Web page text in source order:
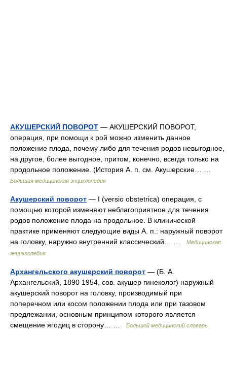
АКУШЕРСКИЙ ПОВОРОТ — АКУШЕРСКИЙ ПОВОРОТ,
операция, при помощи к рой можно изменить данное
положение плода, почему либо для течения родов невыгодное,
на другое, более выгодное, притом, конечно, всегда только на
продольное положение. (История А. п. см. Акушерские… …
Большая медицинская энциклопедия
Акушерский поворот — I (versio obstetrica) операция, с
помощью которой изменяют неблагоприятное для течения
родов положение плода на продольное. В клинической
практике применяют следующие виды А. п.: наружный поворот
на головку, наружно внутренний классический… …
Медицинская
энциклопедия
Архангельского акушерский поворот — (Б. А.
Архангельский, 1890 1954, сов. акушер гинеколог) наружный
акушерский поворот на головку, производимый при
поперечном или косом положении плода или при тазовом
предлежании, основным принципом которого является
смещение ягодиц в сторону… …
Большой медицинский словарь